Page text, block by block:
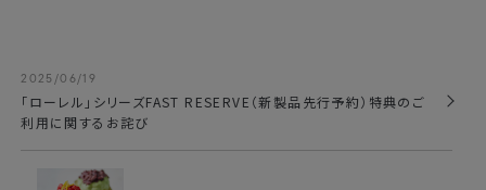
2025/06/19
「ローレル」シリーズFAST RESERVE（新製品先行予約）特典のご
利用に関するお詫び